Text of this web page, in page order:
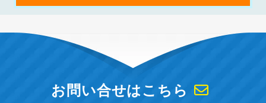
お問い合せはこちら